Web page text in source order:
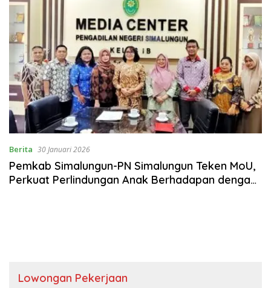
Berita 30 Januari 2026
Pemkab Simalungun-PN Simalungun Teken MoU,
Perkuat Perlindungan Anak Berhadapan dengan
Lowongan Pekerjaan